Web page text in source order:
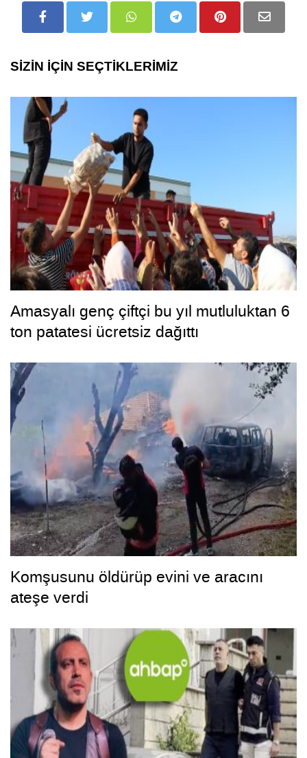
SİZİN İÇİN SEÇTİKLERİMİZ
Amasyalı genç çiftçi bu yıl mutluluktan 6
ton patatesi ücretsiz dağıttı
Komşusunu öldürüp evini ve aracını
ateşe verdi